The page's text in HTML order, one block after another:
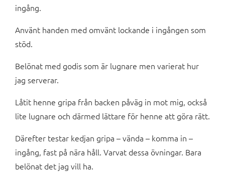
ingång.
Använt handen med omvänt lockande i ingången som
stöd.
Belönat med godis som är lugnare men varierat hur
jag serverar.
Låtit henne gripa från backen påväg in mot mig, också
lite lugnare och därmed lättare för henne att göra rätt.
Därefter testar kedjan gripa – vända – komma in –
ingång, fast på nära håll. Varvat dessa övningar. Bara
belönat det jag vill ha.